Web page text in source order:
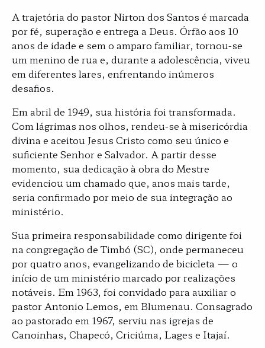
A trajetória do pastor Nirton dos Santos é marcada
por fé, superação e entrega a Deus. Órfão aos 10
anos de idade e sem o amparo familiar, tornou-se
um menino de rua e, durante a adolescência, viveu
em diferentes lares, enfrentando inúmeros
desafios.
Em abril de 1949, sua história foi transformada.
Com lágrimas nos olhos, rendeu-se à misericórdia
divina e aceitou Jesus Cristo como seu único e
suficiente Senhor e Salvador. A partir desse
momento, sua dedicação à obra do Mestre
evidenciou um chamado que, anos mais tarde,
seria confirmado por meio de sua integração ao
ministério.
Sua primeira responsabilidade como dirigente foi
na congregação de Timbó (SC), onde permaneceu
por quatro anos, evangelizando de bicicleta — o
início de um ministério marcado por realizações
notáveis. Em 1963, foi convidado para auxiliar o
pastor Antonio Lemos, em Blumenau. Consagrado
ao pastorado em 1967, serviu nas igrejas de
Canoinhas, Chapecó, Criciúma, Lages e Itajaí.